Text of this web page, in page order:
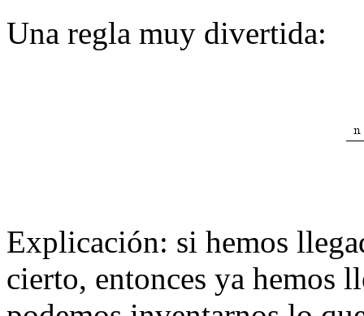
Una regla muy divertida:
Explicación: si hemos
cierto, entonces ya hemos